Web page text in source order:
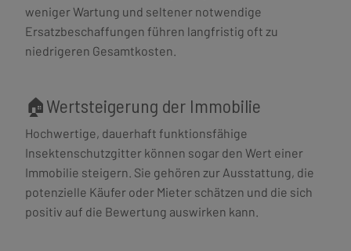
weniger Wartung und seltener notwendige
Ersatzbeschaffungen führen langfristig oft zu
niedrigeren Gesamtkosten.
🏠Wertsteigerung der Immobilie
Hochwertige, dauerhaft funktionsfähige
Insektenschutzgitter können sogar den Wert einer
Immobilie steigern. Sie gehören zur Ausstattung, die
potenzielle Käufer oder Mieter schätzen und die sich
positiv auf die Bewertung auswirken kann.